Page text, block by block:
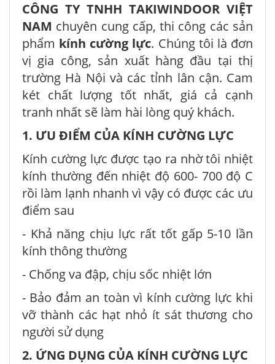
CÔNG TY TNHH TAKIWINDOOR VIỆT
NAM chuyên cung cấp, thi công các sản
phẩm kính cường lực. Chúng tôi là đơn
vị gia công, sản xuất hàng đầu tại thị
trường Hà Nội và các tỉnh lân cận. Cam
két chất lượng tốt nhất, giá cả cạnh
tranh nhất sẽ làm hài lòng quý khách.
1. ƯU ĐIỂM CỦA KÍNH CƯỜNG LỰC
Kính cường lực được tạo ra nhờ tôi nhiệt
kính thường đến nhiệt độ 600- 700 độ C
rồi làm lạnh nhanh vì vậy có được các ưu
điểm sau
- Khả năng chịu lực rất tốt gấp 5-10 lần
kính thông thường
- Chống va đập, chịu sốc nhiệt lớn
- Bảo đảm an toàn vì kính cường lực khi
vỡ thành các hạt nhỏ ít sát thương cho
người sử dụng
2. ỨNG DỤNG CỦA KÍNH CƯỜNG LỰC